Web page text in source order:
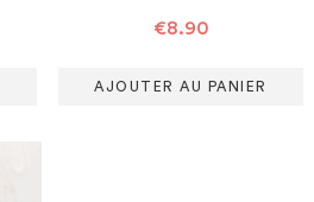
€8.90
AJOUTER AU PANIER